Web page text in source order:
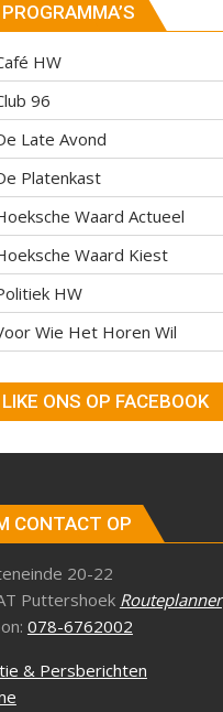
PROGRAMMA’S
HW
96
Late Avond
Platenkast
Waard Actueel
Waard Kiest
HW
Wie Het Horen Wil
LIKE ONS OP FACEBOOK
CONTACT OP
20-22
Puttershoek Routeplanner
078-6762002
& Persberichten